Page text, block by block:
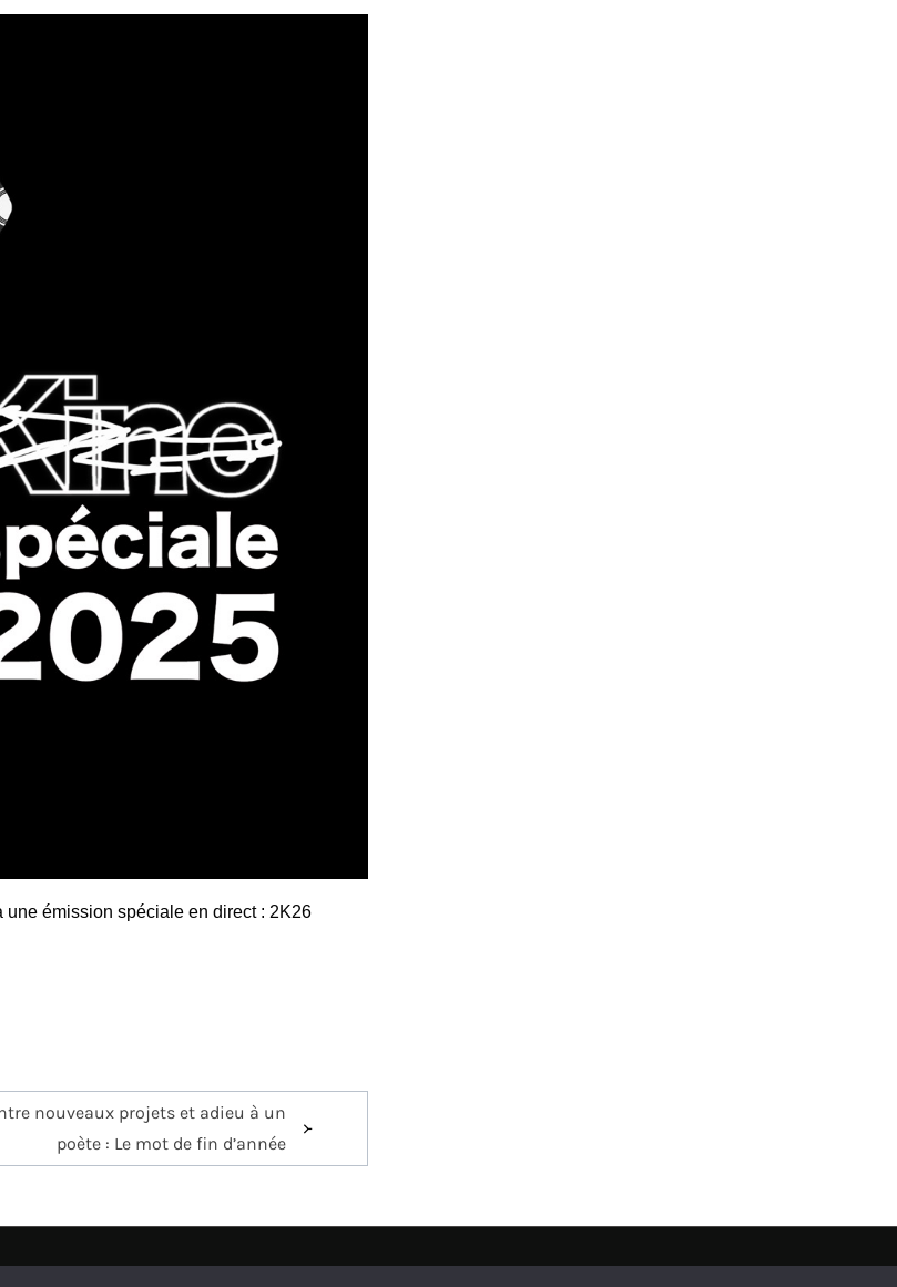
émission spéciale en direct : 2K26
nouveaux projets et adieu à un
poète : Le mot de fin d’année